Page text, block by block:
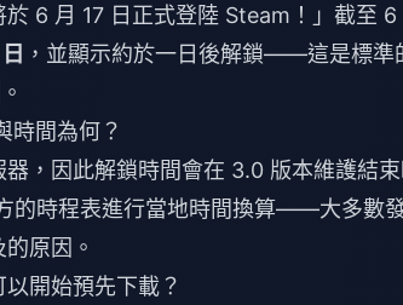
6 月 17 日正式登陸 Steam！」截至
，並顯示約於一日後解鎖——這是標準
時間為何？
器，因此解鎖時間會在 3.0 版本維護結
的時程表進行當地時間換算——大多數
原因。
開始預先下載？